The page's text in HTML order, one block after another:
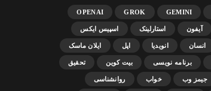
GEMINI
GROK
OPENAI
آیفون استارلینک اسپیس ایکس
انسان انویدیا اپل ایلان ماسک
برنامه نویسی بیت کوین تحقیق
جیمز وب خواب روانشناسی